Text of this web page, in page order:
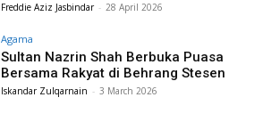
Freddie Aziz Jasbindar - 28 April 2026
Agama
Sultan Nazrin Shah Berbuka Puasa
Bersama Rakyat di Behrang Stesen
Iskandar Zulqarnain - 3 March 2026